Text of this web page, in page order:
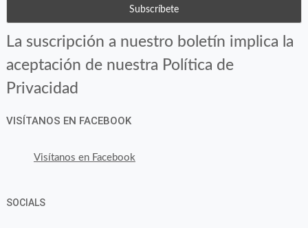
La suscripción a nuestro boletín implica la
aceptación de nuestra Política de
Privacidad
VISÍTANOS EN FACEBOOK
Visítanos en Facebook
SOCIALS